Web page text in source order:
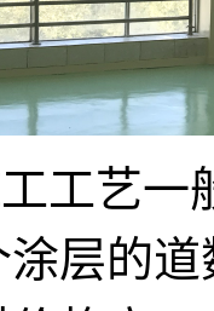
工艺
层的